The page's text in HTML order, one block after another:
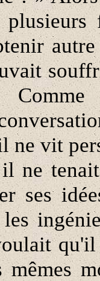
ne vit
tenait
ses
mêmes